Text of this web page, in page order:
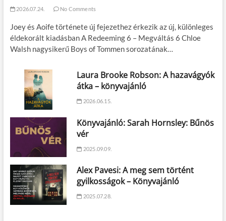
2026.07.24. No Comments
Joey és Aoife története új fejezethez érkezik az új, különleges
éldekorált kiadásban A Redeeming 6 – Megváltás 6 Chloe
Walsh nagysikerű Boys of Tommen sorozatának…
Laura Brooke Robson: A hazavágyók
átka – könyvajánló
2026.06.15.
Könyvajánló: Sarah Hornsley: Bűnös
vér
2025.09.09.
Alex Pavesi: A meg sem történt
gyilkosságok – Könyvajánló
2025.07.28.